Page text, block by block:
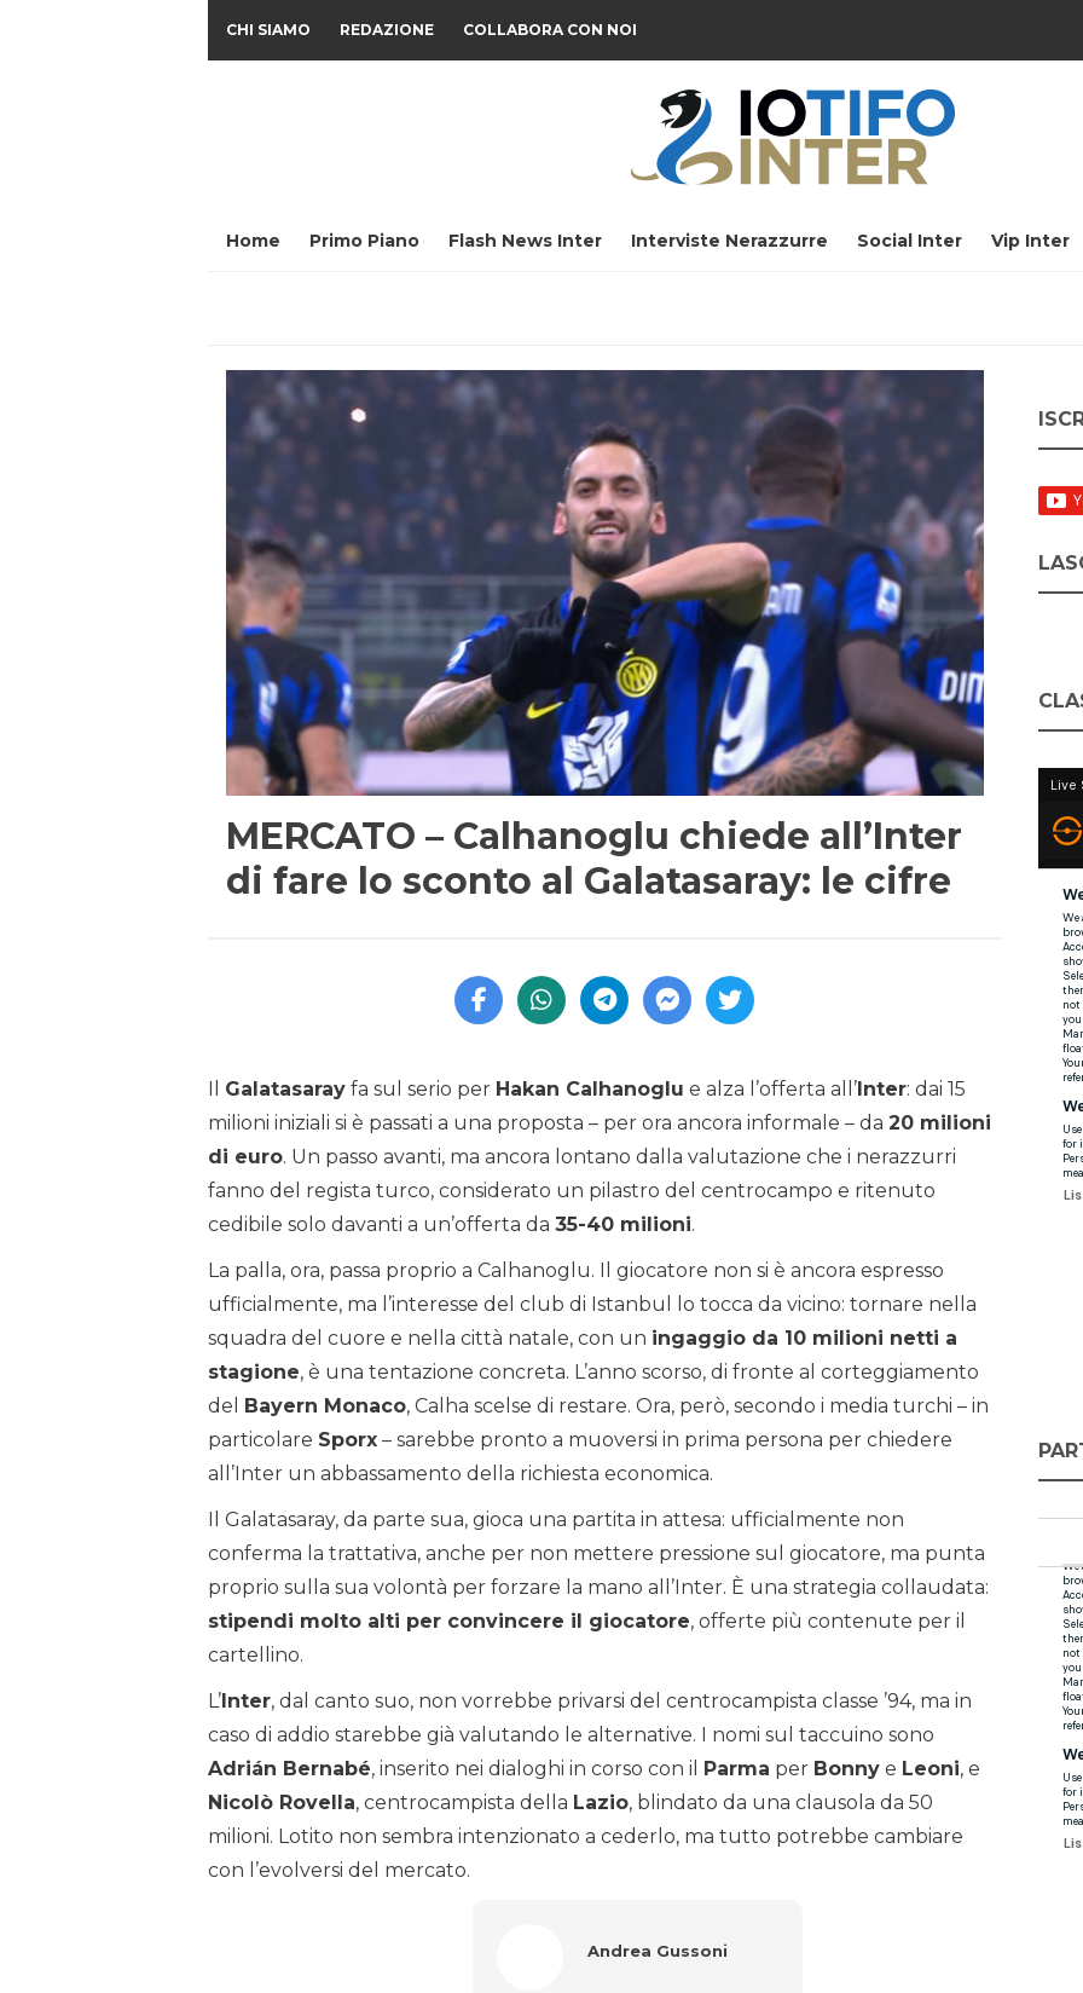
CHI SIAMO REDAZIONE COLLABORA CON NOI
Home Primo Piano Flash News Inter Interviste Nerazzurre Social Inter Vip Inter
MERCATO – Calhanoglu chiede all’Inter
di fare lo sconto al Galatasaray: le cifre
Galatasaray fa sul serio per Hakan Calhanoglu e alza l’offerta all’ Inter: dai 15
milioni iniziali si è passati a una proposta – per ora ancora informale – da 20 milioni
di euro. Un passo avanti, ma ancora lontano dalla valutazione che i nerazzurri
fanno del regista turco, considerato un pilastro del centrocampo e ritenuto
cedibile solo davanti a un’offerta da 35-40 milioni.
La palla, ora, passa proprio a Calhanoglu. Il giocatore non si è ancora espresso
ufficialmente, ma l’interesse del club di Istanbul lo tocca da vicino: tornare nella
squadra del cuore e nella città natale, con un ingaggio da 10 milioni netti a
stagione, è una tentazione concreta. L’anno scorso, di fronte al corteggiamento
del
Bayern Monaco, Calha scelse di restare. Ora, però, secondo i media turchi – in
particolare Sporx – sarebbe pronto a muoversi in prima persona per chiedere
all’Inter un abbassamento della richiesta economica.
Il Galatasaray, da parte sua, gioca una partita in attesa: ufficialmente non
conferma la trattativa, anche per non mettere pressione sul giocatore, ma punta
proprio sulla sua volontà per forzare la mano all’Inter. È una strategia collaudata:
stipendi molto alti per convincere il giocatore, offerte più contenute per il
cartellino.
L’ Inter, dal canto suo, non vorrebbe privarsi del centrocampista classe ’94, ma in
caso di addio starebbe già valutando le alternative. I nomi sul taccuino sono
Adrián Bernabé, inserito nei dialoghi in corso con il Parma per Bonny e Leoni, e
Nicolò Rovella, centrocampista della Lazio, blindato da una clausola da 50
milioni. Lotito non sembra intenzionato a cederlo, ma tutto potrebbe cambiare
con l’evolversi del mercato.
Andrea Gussoni